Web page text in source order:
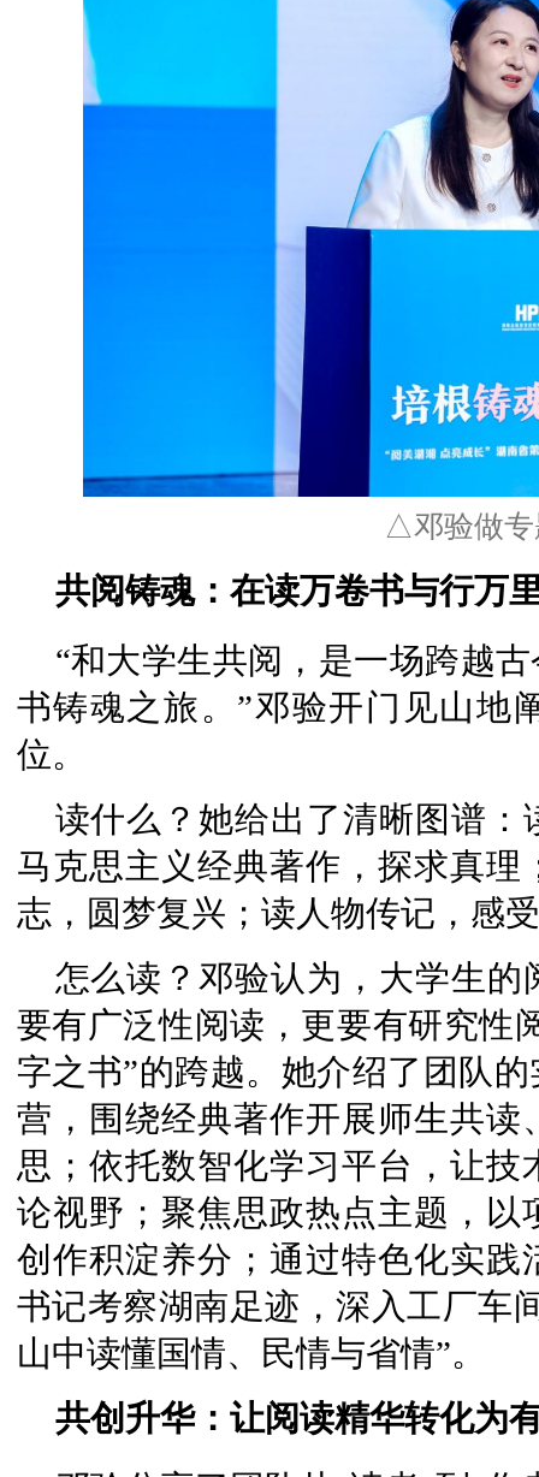
△邓验做专
共阅铸魂：在读万卷书与行万
“和大学生共阅，是一场跨越
书铸魂之旅。”邓验开门见山地
位。
读什么？她给出了清晰图谱
马克思主义经典著作，探求真
志，圆梦复兴；读人物传记，感
怎么读？邓验认为，大学生
要有广泛性阅读，更要有研究性
字之书”的跨越。她介绍了团队
营，围绕经典著作开展师生共
思；依托数智化学习平台，让
论视野；聚焦思政热点主题，
创作积淀养分；通过特色化实
书记考察湖南足迹，深入工厂车
山中读懂国情、民情与省情”。
共创升华：让阅读精华转化为